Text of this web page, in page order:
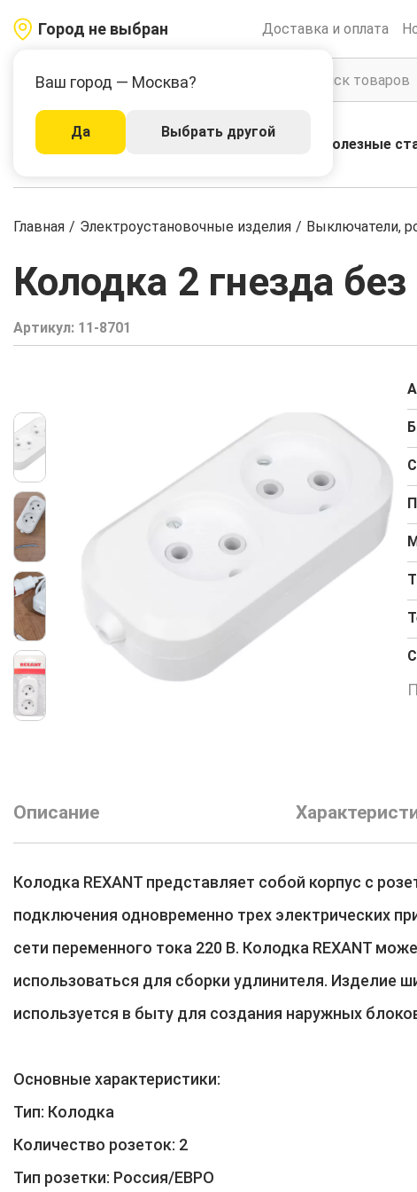
Город не выбран
Ваш город — Москва?
Да Выбрать другой
Доставка и оплата
Каталог Акции Полезные
Главная / Электроустановочные изделия / Выключатели,
Колодка 2 гнезда
Артикул: 11-8701
Описание
Колодка REXANT представляет собой корпус с
подключения одновременно трех электрических
сети переменного тока 220 В. Колодка REXANT
использоваться для сборки удлинителя. Изделие
используется в быту для создания наружных
Основные характеристики:
Тип: Колодка
Количество розеток: 2
Тип розетки: Россия/ЕВРО